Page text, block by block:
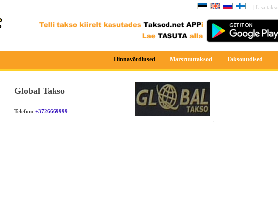
Lisa
Hinnavõrdlused Marsruuttaksod Taksouudised
Global Takso
Telefon: +3726669999